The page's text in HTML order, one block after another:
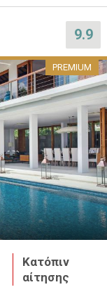
9.9
PREMIUM
Κατόπιν
αίτησης